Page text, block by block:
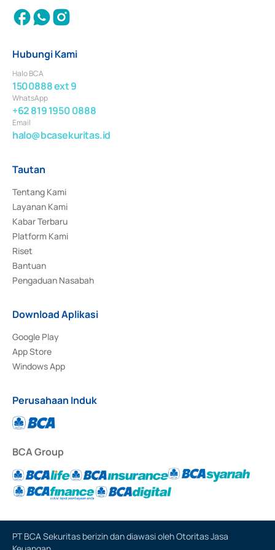
Hubungi Kami
Halo BCA
1500888 ext 9
WhatsApp
+62 819 1950 0888
Email
halo@bcasekuritas.id
Tautan
Tentang Kami
Layanan Kami
Kabar Terbaru
Platform Kami
Riset
Bantuan
Pengaduan Nasabah
Download Aplikasi
Google Play
App Store
Windows App
Perusahaan Induk
BCA Group
PT BCA Sekuritas berizin dan diawasi oleh Otoritas Jasa